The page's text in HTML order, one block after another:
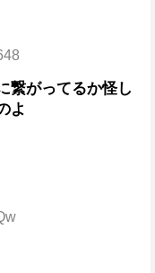
繋がってるか怪し
よ